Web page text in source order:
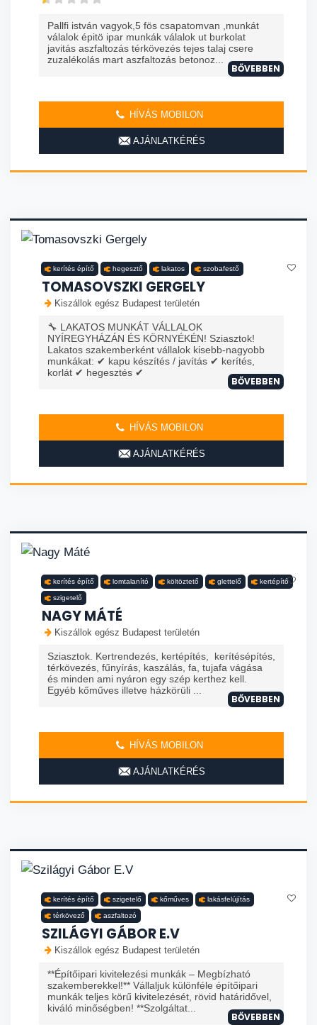
Pallfi istván vagyok,5 fös csapatomvan ,munkát
válalok épitö ipar munkák válalok ut burkolat
javitás aszfaltozás térkövezés tejes talaj csere
zuzalékolás mart aszfaltozás betonoz...
BŐVEBBEN
HÍVÁS MOBILON
AJÁNLATKÉRÉS
kerítés építő hegesztő lakatos szobafestő
TOMASOVSZKI GERGELY
Kiszállok egész Budapest területén
🔧 LAKATOS MUNKÁT VÁLLALOK
NYÍREGYHÁZÁN ÉS KÖRNYÉKÉN! Sziasztok!
Lakatos szakemberként vállalok kisebb-nagyobb
munkákat: ✔ kapu készítés / javítás ✔ kerítés,
korlát ✔ hegesztés ✔
BŐVEBBEN
HÍVÁS MOBILON
AJÁNLATKÉRÉS
kerítés építő lomtalanító költöztető glettelő kertépítő
szigetelő
NAGY MÁTÉ
Kiszállok egész Budapest területén
Sziasztok. Kertrendezés, kertépítés, kerítésépítés,
térkövezés, fűnyírás, kaszálás, fa, tujafa vágása
és minden ami nyáron egy szép kerthez kell.
Egyéb kőműves illetve házkörüli ...
BŐVEBBEN
HÍVÁS MOBILON
AJÁNLATKÉRÉS
kerítés építő szigetelő kőműves lakásfelújítás
térkövező aszfaltozó
SZILÁGYI GÁBOR E.V
Kiszállok egész Budapest területén
**Építőipari kivitelezési munkák – Megbízható
szakemberekkel!** Vállaljuk különféle építőipari
munkák teljes körű kivitelezését, rövid határidővel,
kiváló minőségben! **Szolgáltat...
BŐVEBBEN